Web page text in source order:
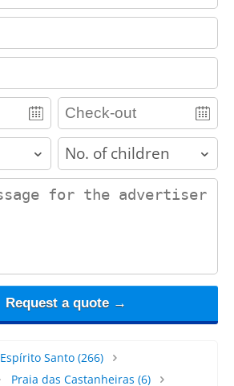
children
Request a quote →
Espírito Santo(266)
Praia das Castanheiras (6)